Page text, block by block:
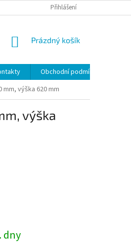
Přihlášení
NÁKUPNÍ
Prázdný košík
Obchodní podmínky
výška 620 mm
výška
dny